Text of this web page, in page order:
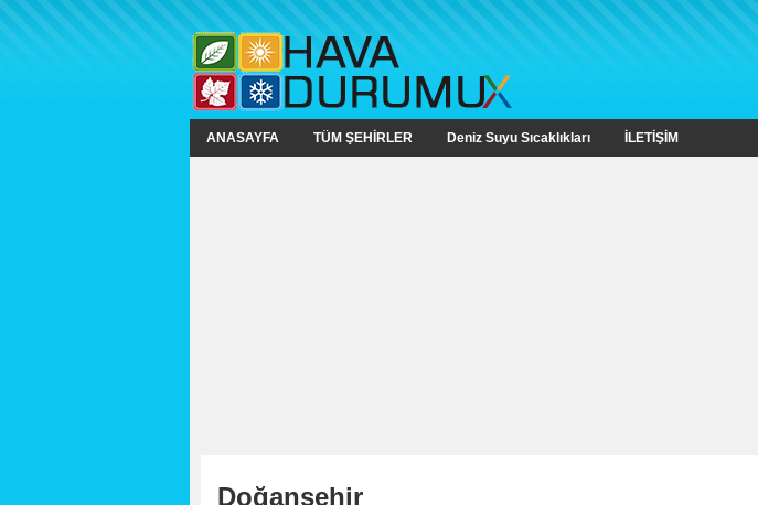
ANASAYFA TÜM ŞEHİRLER Deniz Suyu Sıcaklıkları İLETİŞİM
Doğanşehir